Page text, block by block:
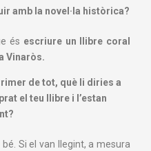
amb la novel·la històrica?
és escriure un llibre coral
Vinaròs.
de tot, què li diries a
el teu llibre i l’estan
Si el van llegint, a mesura